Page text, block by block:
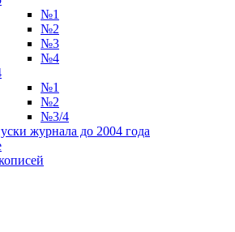
№1
№2
№3
№4
№1
№2
№3/4
журнала до 2004 года